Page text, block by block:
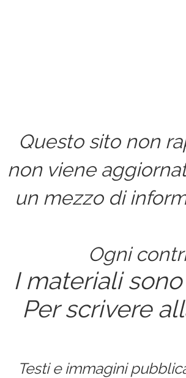
Questo sito non
non viene
un mezzo di
Ogni
I materiali
Per scrivere
Testi e immagini